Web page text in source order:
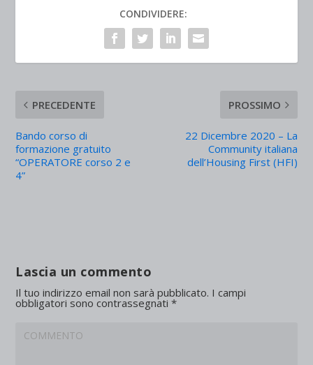
CONDIVIDERE:
PRECEDENTE
Bando corso di
formazione gratuito
“OPERATORE corso 2 e
4”
PROSSIMO
22 Dicembre 2020 – La
Community italiana
dell’Housing First (HFI)
Lascia un commento
Il tuo indirizzo email non sarà pubblicato. I campi
obbligatori sono contrassegnati*